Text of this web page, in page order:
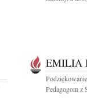
EMILIA
Pedagogom z